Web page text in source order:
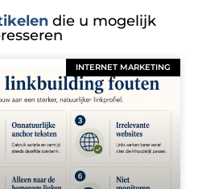
die u mogelijk
INTERNET MARKETING